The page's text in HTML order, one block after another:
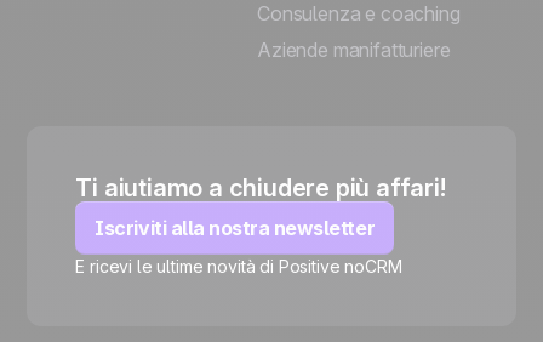
🍪
Consulenza e coaching
Aziende manifatturiere
Ti aiutiamo a chiudere più affari!
Iscriviti alla nostra newsletter
E ricevi le ultime novità di Positive noCRM